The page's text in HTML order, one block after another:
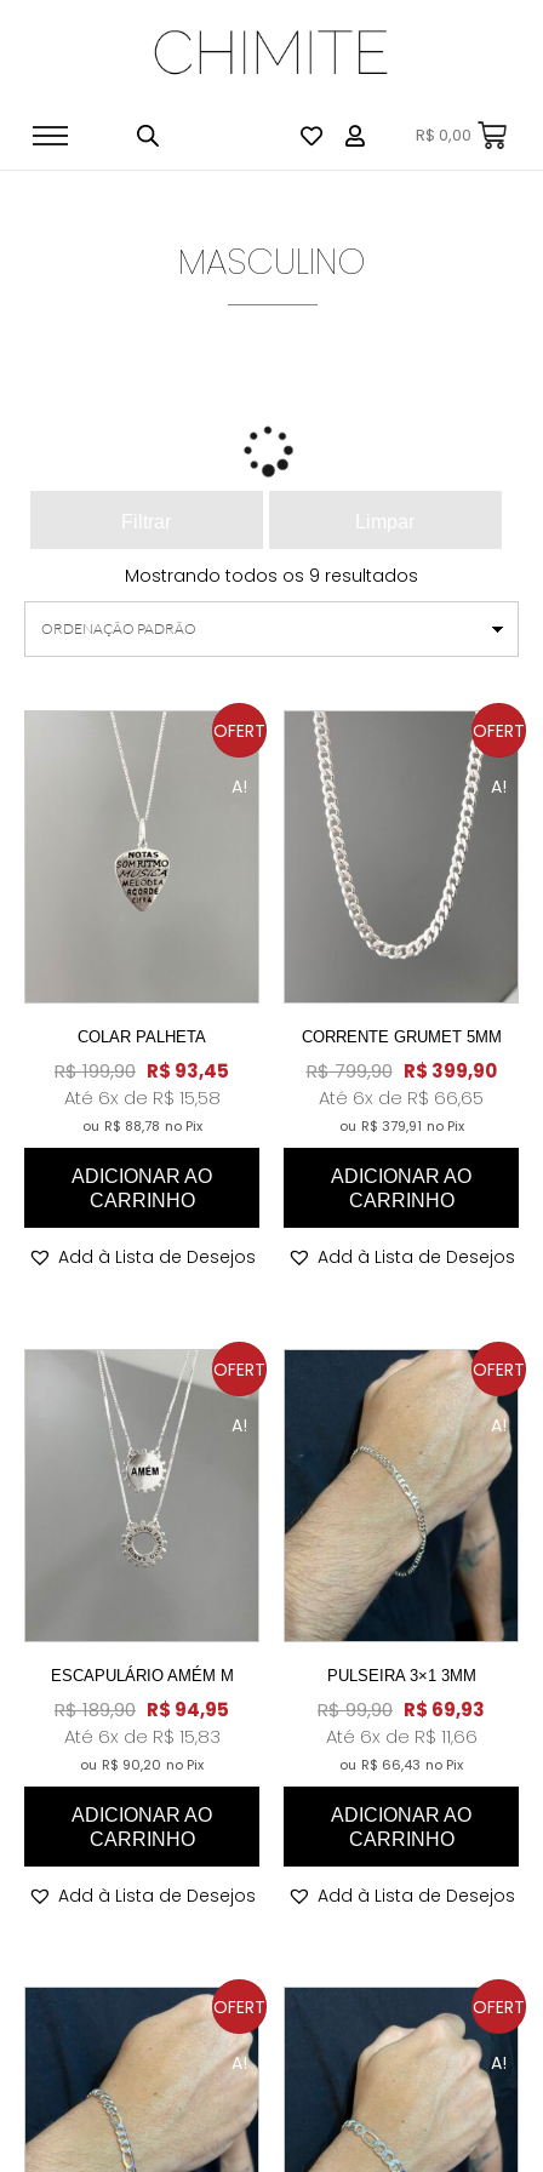
R$ 0,00
MASCULINO
Filtrar Limpar
Mostrando todos os 9 resultados
OFERT
A!
COLAR PALHETA
R$199,90 R$ 93,45
Até 6x de R$ 15,58
ou R$ 88,78 no Pix
ADICIONAR AO
CARRINHO
Add à Lista de Desejos
OFERT
A!
CORRENTE GRUMET 5MM
R$799,90 R$ 399,90
Até 6x de R$ 66,65
ou R$ 379,91 no Pix
ADICIONAR AO
CARRINHO
Add à Lista de Desejos
OFERT
A!
ESCAPULÁRIO AMÉM M
R$189,90 R$ 94,95
Até 6x de R$ 15,83
ou R$ 90,20 no Pix
ADICIONAR AO
CARRINHO
Add à Lista de Desejos
OFERT
A!
PULSEIRA 3×1 3MM
R$99,90 R$ 69,93
Até 6x de R$ 11,66
ou R$ 66,43 no Pix
ADICIONAR AO
CARRINHO
Add à Lista de Desejos
OFERT
A!
OFERT
A!